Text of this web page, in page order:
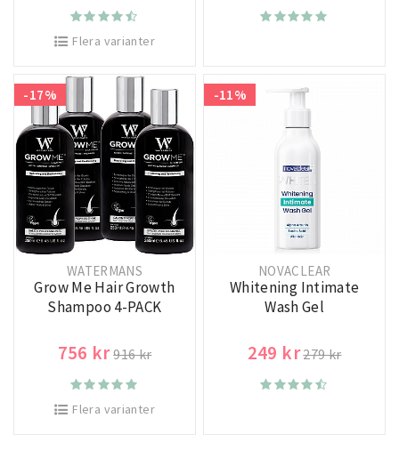
Flera varianter
-17%
WATERMANS
Grow Me Hair Growth
Shampoo 4-PACK
756 kr916 kr
Flera varianter
-11%
NOVACLEAR
Whitening Intimate
Wash Gel
249 kr279 kr